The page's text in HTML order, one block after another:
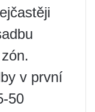
v první
50